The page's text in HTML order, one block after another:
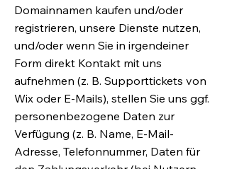
Domainnamen kaufen und/oder
registrieren, unsere Dienste nutzen,
und/oder wenn Sie in irgendeiner
Form direkt Kontakt mit uns
aufnehmen (z. B. Supporttickets von
Wix oder E-Mails), stellen Sie uns ggf.
personenbezogene Daten zur
Verfügung (z. B. Name, E-Mail-
Adresse, Telefonnummer, Daten für